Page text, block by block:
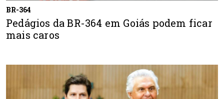
BR-364
Pedágios da BR-364 em Goiás podem ficar
mais caros